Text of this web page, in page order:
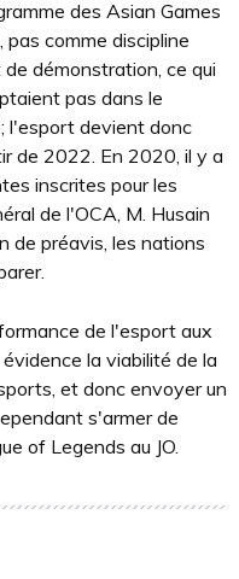
des Asian Games
comme discipline
démonstration, ce qui
pas dans le
l'esport devient donc
de 2022. En 2020, il y a
inscrites pour les
de l'OCA, M. Husain
de préavis, les nations
de l'esport aux
la viabilité de la
et donc envoyer un
s'armer de
of Legends au JO.